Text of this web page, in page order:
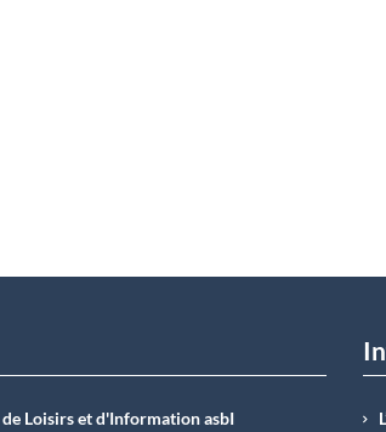
Loisirs et d'Information asbI